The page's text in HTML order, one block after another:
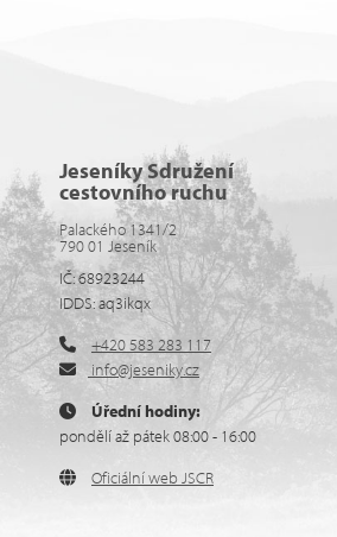
Jeseníky Sdružení
cestovního ruchu
Palackého 1341/2
790 01 Jeseník
IČ: 68923244
IDDS: aq3ikqx
+420 583 283 117
info@jeseniky.cz
Úřední hodiny:
pondělí až pátek 08:00 - 16:00
Oficiální web JSCR